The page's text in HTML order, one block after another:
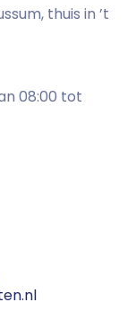
thuis in ’t
08:00 tot